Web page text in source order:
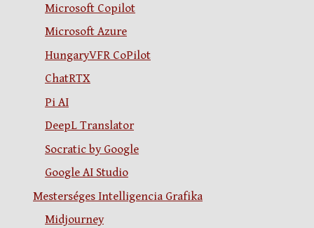
Microsoft Copilot
Microsoft Azure
HungaryVFR CoPilot
ChatRTX
Pi AI
DeepL Translator
Socratic by Google
Google AI Studio
Mesterséges Intelligencia Grafika
Midjourney